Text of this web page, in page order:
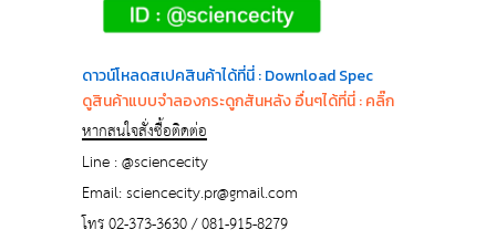
ดาวน์โหลดสเปคสินค้าได้ที่นี่ : Download Spec
ดูสินค้าแบบจำลองกระดูกสันหลัง อื่นๆได้ที่นี่ : คลิ๊ก
หากสนใจสั่งซื้อติดต่อ
Line : @sciencecity
Email: sciencecity.pr@gmail.com
โทร 02-373-3630 / 081-915-8279